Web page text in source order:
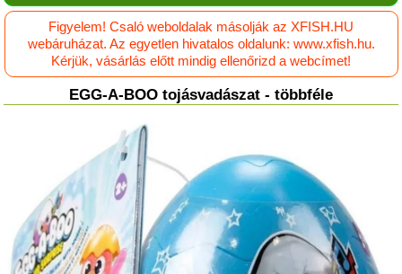
Figyelem! Csaló weboldalak másolják az XFISH.HU
webáruházat. Az egyetlen hivatalos oldalunk: www.xfish.hu.
Kérjük, vásárlás előtt mindig ellenőrizd a webcímet!
EGG-A-BOO tojásvadászat - többféle